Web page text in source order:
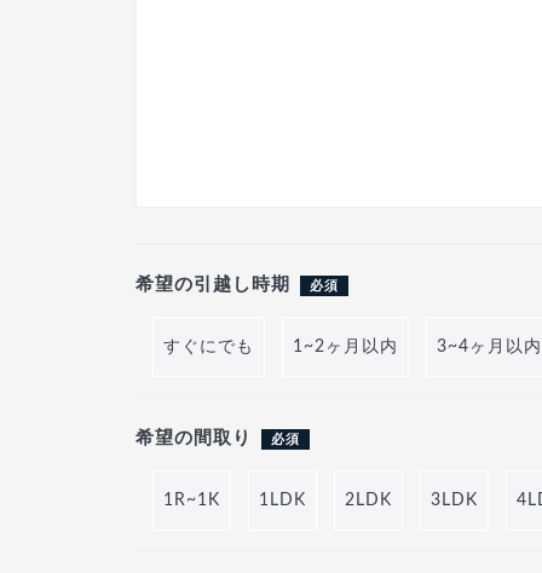
希望の引越し時期 必須
すぐにでも 1~2ヶ月以内 3~4ヶ月以内
希望の間取り 必須
1R~1K 1LDK 2LDK 3LDK